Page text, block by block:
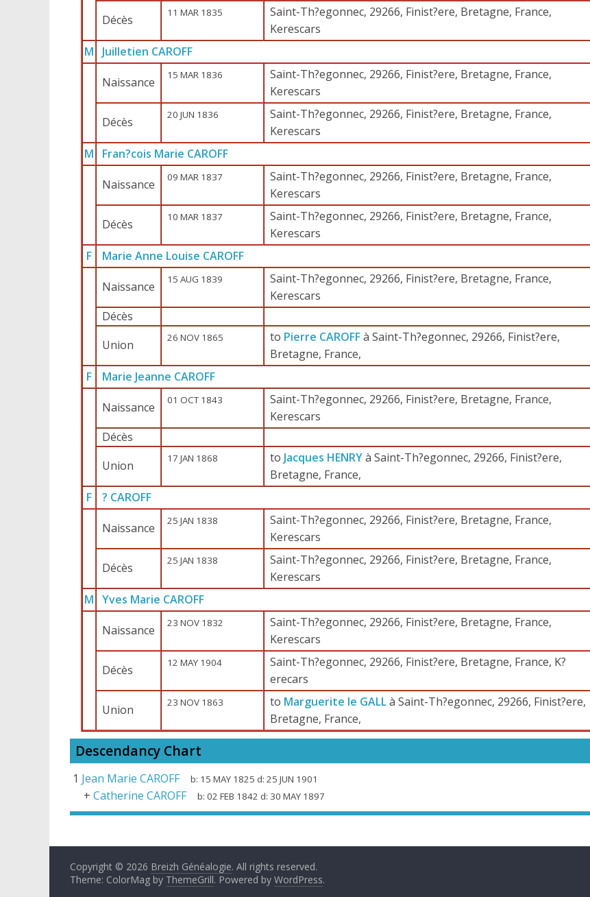
Décès 11 MAR 1835
Saint-Th?egonnec, 29266, Finist?ere, Bretagne, France,
Kerescars
M
Juilletien CAROFF
Naissance 15 MAR 1836
Saint-Th?egonnec, 29266, Finist?ere, Bretagne, France,
Kerescars
Décès 20 JUN 1836
Saint-Th?egonnec, 29266, Finist?ere, Bretagne, France,
Kerescars
M
Fran?cois Marie CAROFF
Naissance 09 MAR 1837
Saint-Th?egonnec, 29266, Finist?ere, Bretagne, France,
Kerescars
Décès 10 MAR 1837
Saint-Th?egonnec, 29266, Finist?ere, Bretagne, France,
Kerescars
F
Marie Anne Louise CAROFF
Naissance 15 AUG 1839
Saint-Th?egonnec, 29266, Finist?ere, Bretagne, France,
Kerescars
Décès
Union
26 NOV 1865 to Pierre CAROFFà Saint-Th?egonnec, 29266, Finist?ere,
Bretagne, France,
F
Marie Jeanne CAROFF
Naissance 01 OCT 1843
Saint-Th?egonnec, 29266, Finist?ere, Bretagne, France,
Kerescars
Décès
Union
17 JAN 1868 to Jacques HENRYà Saint-Th?egonnec, 29266, Finist?ere,
Bretagne, France,
F
? CAROFF
Naissance 25 JAN 1838
Saint-Th?egonnec, 29266, Finist?ere, Bretagne, France,
Kerescars
Décès 25 JAN 1838
Saint-Th?egonnec, 29266, Finist?ere, Bretagne, France,
Kerescars
M Yves Marie CAROFF
Naissance 23 NOV 1832
Saint-Th?egonnec, 29266, Finist?ere, Bretagne, France,
Kerescars
Décès 12 MAY 1904
Saint-Th?egonnec, 29266, Finist?ere, Bretagne, France, K?
erecars
Union 23 NOV 1863 to Marguerite le GALLà Saint-Th?egonnec, 29266, Finist?ere,
Bretagne, France,
Descendancy Chart
1 Jean Marie CAROFF b: 15 MAY 1825 d:25 JUN 1901
+ Catherine CAROFF b:02 FEB 1842 d: 30 MAY 1897
Copyright © 2026 Breizh Généalogie. All rights reserved.
Theme: ColorMag by ThemeGrill. Powered by WordPress.